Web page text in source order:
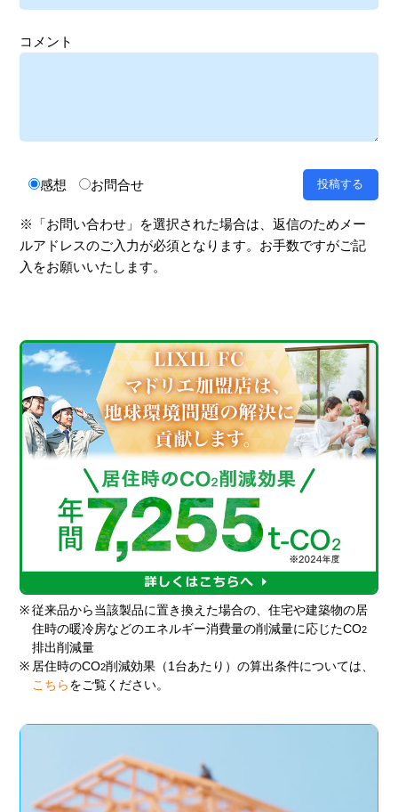
コメント
感想 お問合せ
※「お問い合わせ」を選択された場合は、返信のためメー
ルアドレスのご入力が必須となります。お手数ですがご記
入をお願いいたします。
※ 従来品から当該製品に置き換えた場合の、住宅や建築物の居
住時の暖冷房などのエネルギー消費量の削減量に応じたCO2
排出削減量
※ 居住時のCO2削減効果（1台あたり）の算出条件については、
こちら をご覧ください。